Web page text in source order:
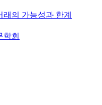
의 가능성과 한계
학회